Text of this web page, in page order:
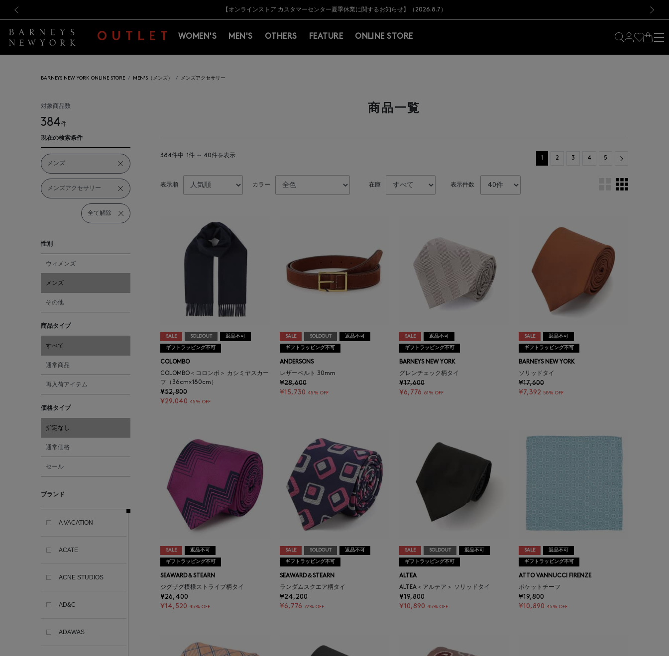
新規登録のお客様も対象！＜MY BARNEYS＞会員のお客様は11,000円（税込）以上のお買上げで常時送料無料！お買い物の際は会員登録を！
【夏季休業に伴う出荷一時停止のお知らせ】(2026.8.7)
【オンラインストア カスタマーセンター夏季休業に関するお知らせ】（2026.8.7）
【夏季休業に伴う返品・交換承り一時停止のお知らせ】（2026.8.5）
熊本県を中心とした地震の影響によるお荷物のお届けについて
【開催中】SUMMER SALEのご案内・ご注意事項
新規登録のお客様も対象！＜MY BARNEYS＞会員のお客様は11,000円（税込）以上のお買上げで常時送料無料！お買い物の際は会員登録を！
【夏季休業に伴う出荷一時停止のお知らせ】(2026.8.7)
OUTLET WOMEN'S MEN'S OTHERS FEATURE ONLINE STORE
BARNEYS NEW YORK ONLINE STORE MEN'S（メンズ） メンズアクセサリー
対象商品数
384件
現在の検索条件
メンズ
メンズアクセサリー
全て解除
性別
ウィメンズ
メンズ
その他
商品タイプ
すべて
通常商品
再入荷アイテム
価格タイプ
指定なし
通常価格
セール
ブランド
A VACATION
ACATE
ACNE STUDIOS
AD&C
ADAWAS
商品一覧
384件中 1件 ～ 40件を表示 1 2 3 4 5 Next
表示順 カラー 在庫 表示件数
SALE SOLDOUT 返品不可
ギフトラッピング不可
COLOMBO
COLOMBO＜コロンボ＞ カシミヤスカー
フ（36cm×180cm）
¥52,800
¥29,040 45% OFF
SALE SOLDOUT 返品不可
ギフトラッピング不可
ANDERSONS
レザーベルト 30mm
¥28,600
¥15,730 45% OFF
SALE 返品不可
ギフトラッピング不可
BARNEYS NEW YORK
グレンチェック柄タイ
¥17,600
¥6,776 61% OFF
SALE 返品不可
ギフトラッピング不可
BARNEYS NEW YORK
ソリッドタイ
¥17,600
¥7,392 58% OFF
SALE 返品不可
ギフトラッピング不可
SEAWARD＆STEARN
ジグザグ模様ストライプ柄タイ
¥26,400
¥14,520 45% OFF
SALE SOLDOUT 返品不可
ギフトラッピング不可
SEAWARD＆STEARN
ランダムスクエア柄タイ
¥24,200
¥6,776 72% OFF
SALE SOLDOUT 返品不可
ギフトラッピング不可
ALTEA
ALTEA＜アルテア＞ ソリッドタイ
¥19,800
¥10,890 45% OFF
SALE 返品不可
ギフトラッピング不可
ATTO VANNUCCI FIRENZE
ポケットチーフ
¥19,800
¥10,890 45% OFF